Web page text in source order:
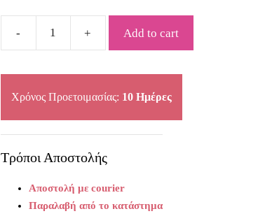
was:
Χειροποίητα
βάπτισης
HAPPY
Add to cart
Χρόνος Προετοιμασίας: 10 Ημέρες
Τρόποι Αποστολής
Αποστολή με courier
Παραλαβή από το κατάστημα